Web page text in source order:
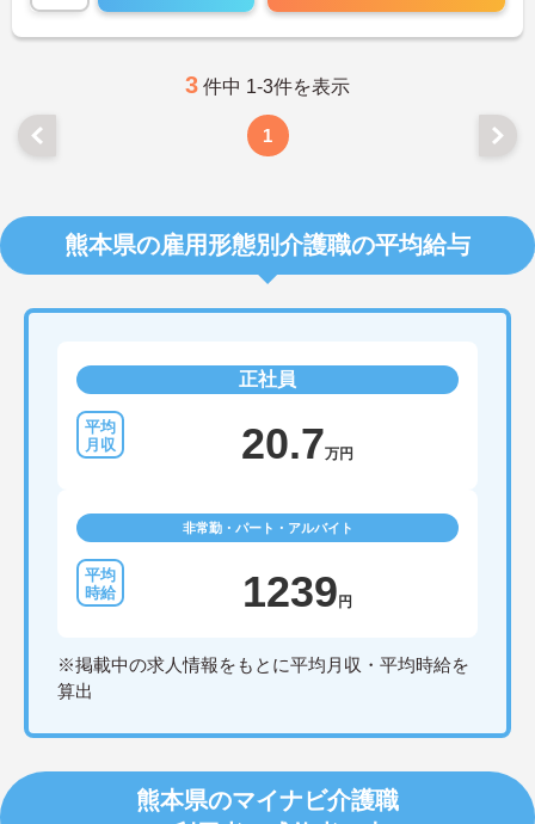
3 件中 1-3件を表示
1
熊本県の雇用形態別介護職の平均給与
正社員
20.7万円
非常勤・パート・アルバイト
1239 円
※掲載中の求人情報をもとに平均月収・平均時給を
算出
熊本県のマイナビ介護職